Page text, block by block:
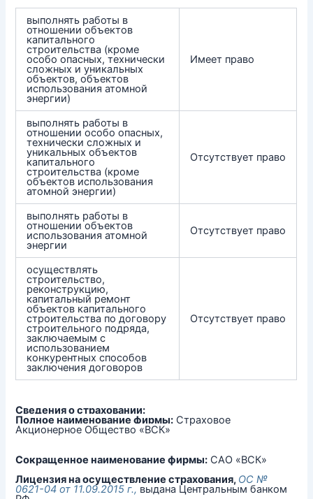
выполнять работы в
отношении объектов
капитального
строительства (кроме
особо опасных, технически
сложных и уникальных
объектов, объектов
использования атомной
энергии)
Имеет право
выполнять работы в
отношении особо опасных,
технически сложных и
уникальных объектов
капитального
строительства (кроме
объектов использования
атомной энергии)
Отсутствует право
выполнять работы в
отношении объектов
использования атомной
энергии
Отсутствует право
осуществлять
строительство,
реконструкцию,
капитальный ремонт
объектов капитального
строительства по договору
строительного подряда,
заключаемым с
использованием
конкурентных способов
заключения договоров
Отсутствует право
Сведения о страховании:
Полное наименование фирмы: Страховое
Акционерное Общество «ВСК»
Сокращенное наименование фирмы: САО «ВСК»
Лицензия на осуществление страхования, ОС №
0621-04 от 11.09.2015 г., выдана Центральным банком